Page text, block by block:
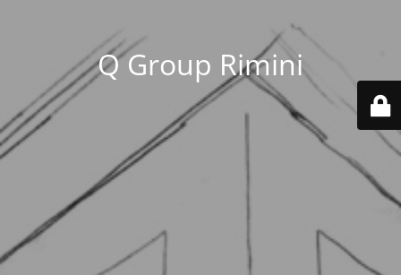
Q Group Rimini